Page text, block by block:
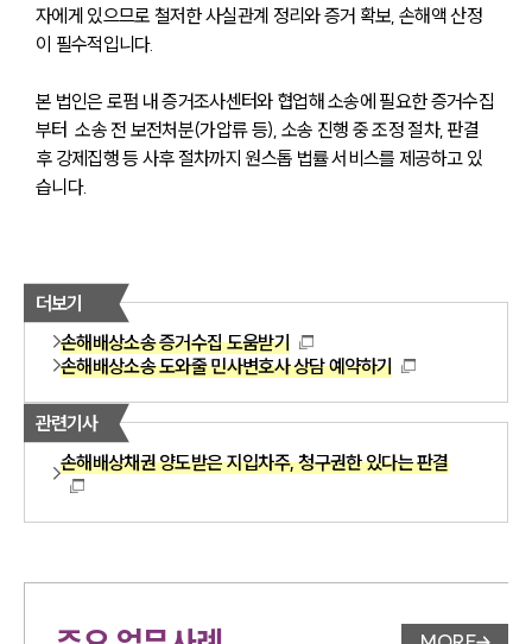
자에게 있으므로 철저한 사실관계 정리와 증거 확보, 손해액 산정
이 필수적입니다.
본 법인은 로펌 내 증거조사센터와 협업해 소송에 필요한 증거수집
부터  소송 전 보전처분(가압류 등), 소송 진행 중 조정 절차, 판결
후 강제집행 등 사후 절차까지 원스톱 법률 서비스를 제공하고 있
습니다.
더보기
손해배상소송 증거수집 도움받기
손해배상소송 도와줄 민사변호사 상담 예약하기
관련기사
손해배상채권 양도받은 지입차주, 청구권한 있다는 판결